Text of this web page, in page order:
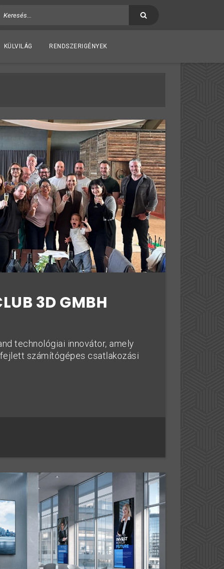
KÜLVILÁG RENDSZERIGÉNYEK
3D GMBH
technológiai innovátor, amely
számítógépes csatlakozási